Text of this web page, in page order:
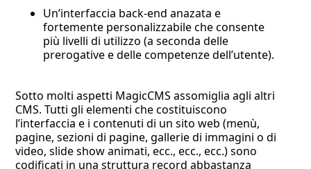
Un’interfaccia back-end anazata e
fortemente personalizzabile che consente
più livelli di utilizzo (a seconda delle
prerogative e delle competenze dell’utente).
Sotto molti aspetti MagicCMS assomiglia agli altri
CMS. Tutti gli elementi che costituiscono
l’interfaccia e i contenuti di un sito web (menù,
pagine, sezioni di pagine, gallerie di immagini o di
video, slide show animati, ecc., ecc., ecc.) sono
codificati in una struttura record abbastanza